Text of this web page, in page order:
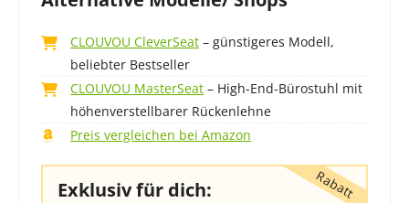
CLOUVOU CleverSeat – günstigeres Modell,
beliebter Bestseller
CLOUVOU MasterSeat – High-End-Bürostuhl mit
höhenverstellbarer Rückenlehne
Preis vergleichen bei Amazon
Exklusiv für dich: